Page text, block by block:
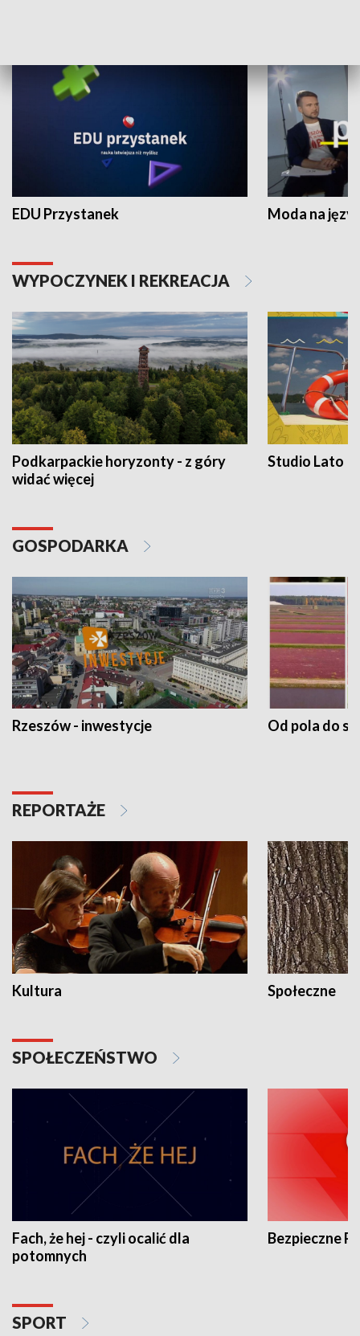
EDU Przystanek Moda na
WYPOCZYNEK I REKREACJA
Podkarpackie horyzonty - z góry
widać więcej
Studio Lato
GOSPODARKA
Rzeszów - inwestycje Od pola do
REPORTAŻE
Kultura Społeczne
SPOŁECZEŃSTWO
Fach, że hej - czyli ocalić dla
potomnych
Bezpieczne
SPORT